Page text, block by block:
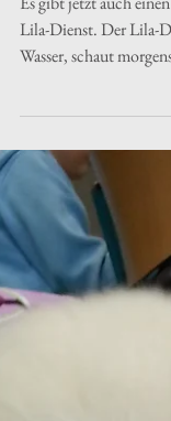
Lila-Dienst
Es gibt jetzt auch
Lila-Dienst. Der Lila-